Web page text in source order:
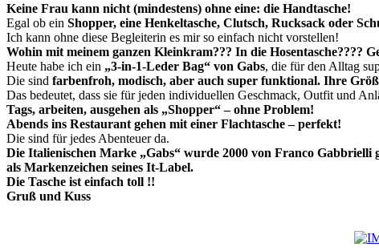
Keine Frau kann nicht (mindestens) ohne eine: die Handtasche!
Egal ob ein Shopper, eine Henkeltasche, Clutsch, Rucksack oder
Ich kann ohne diese Begleiterin es mir so einfach nicht vorstellen!
Wohin mit meinem ganzen Kleinkram??? In die Hosentasche????
Heute habe ich ein „3-in-1-Leder Bag“ von Gabs, die für den Alltag
Die sind farbenfroh, modisch, aber auch super funktional. Ihre
Das bedeutet, dass sie für jeden individuellen Geschmack, Outfit und
Tags, arbeiten, ausgehen als „Shopper“ – ohne Problem!
Abends ins Restaurant gehen mit einer Flachtasche – perfekt!
Die sind für jedes Abenteuer da.
Die Italienischen Marke „Gabs“ wurde 2000 von Franco
als Markenzeichen seines It-Label.
Die Tasche ist einfach toll !!
Gruß und Kuss